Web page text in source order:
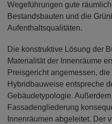
Wegeführungen gute
Bestandsbauten und die
Aufenthaltsqualitäten.
Die konstruktive Lösung der
Materialität der Innenräume
Preisgericht angemessen,
Hybridbauweise entspreche
Gebäudetypologie.
Fassadengliederung
Innenräumen abgeleitet. Der